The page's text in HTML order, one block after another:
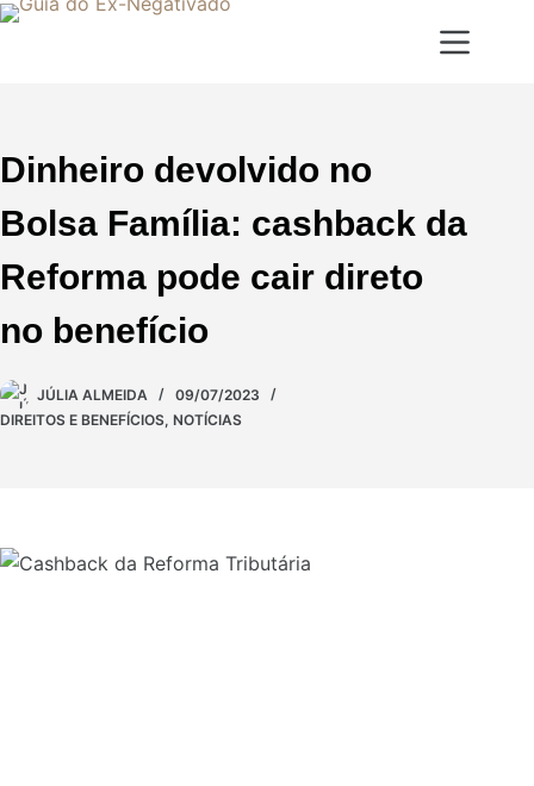
Dinheiro devolvido no
Bolsa Família: cashback da
Reforma pode cair direto
no benefício
JÚLIA ALMEIDA
09/07/2023
DIREITOS E BENEFÍCIOS, NOTÍCIAS